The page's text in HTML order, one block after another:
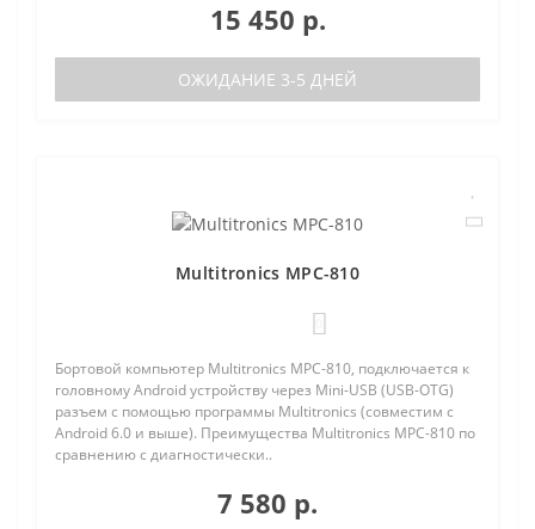
15 450 р.
ОЖИДАНИЕ 3-5 ДНЕЙ
Multitronics MPC-810
Бортовой компьютер Multitronics MPC-810, подключается к
головному Android устройству через Mini-USB (USB-OTG)
разъем с помощью программы Multitronics (совместим с
Android 6.0 и выше). Преимущества Multitronics MPC-810 по
сравнению с диагностически..
7 580 р.